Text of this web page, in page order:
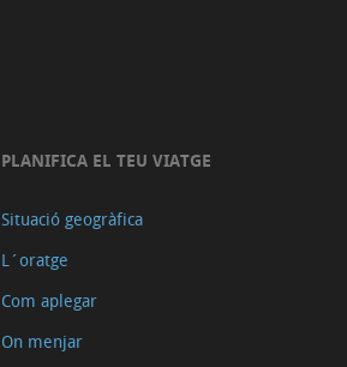
PLANIFICA EL TEU VIATGE
Situació geogràfica
L´oratge
Com aplegar
On menjar